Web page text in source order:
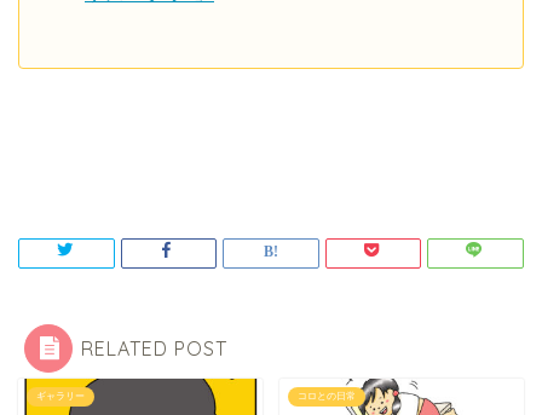
RELATED POST
ギャラリー コロとの日常